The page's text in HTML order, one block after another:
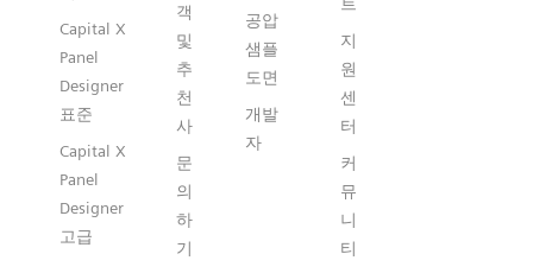
Capital X
Panel
Designer
표준
Capital X
Panel
Designer
고급
객
및
추
천
사
문
의
하
기
공압
샘플
도면
개발
자
지
원
센
터
커
뮤
니
티